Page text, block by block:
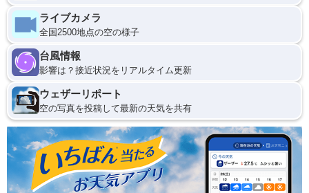
ライブカメラ
全国2500地点の空の様子
台風情報
影響は？接近状況をリアルタイム更新
ウェザーリポート
空の写真を投稿して最新の天気を共有